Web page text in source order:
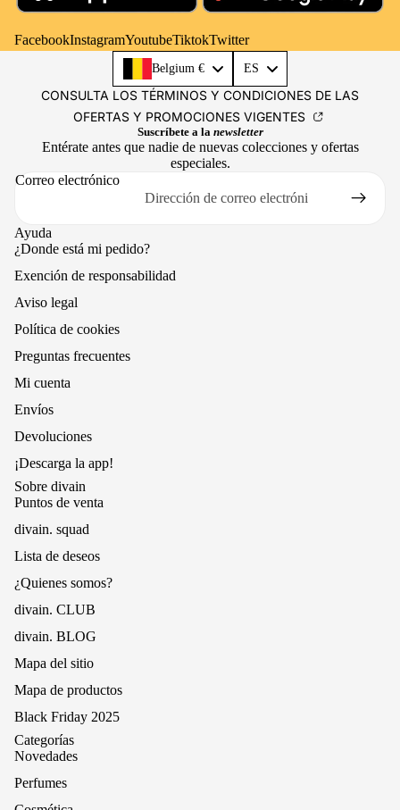
FacebookInstagramYoutubeTiktokTwitter
Belgium € ES
CONSULTA LOS TÉRMINOS Y CONDICIONES DE LAS
OFERTAS Y PROMOCIONES VIGENTES
Suscríbete a la newsletter
Entérate antes que nadie de nuevas colecciones y ofertas
especiales.
Correo electrónico
Ayuda
¿Donde está mi pedido?
Exención de responsabilidad
Aviso legal
Política de cookies
Preguntas frecuentes
Mi cuenta
Envíos
Devoluciones
¡Descarga la app!
Sobre divain
Puntos de venta
divain. squad
Lista de deseos
¿Quienes somos?
divain. CLUB
divain. BLOG
Mapa del sitio
Mapa de productos
Black Friday 2025
Categorías
Novedades
Perfumes